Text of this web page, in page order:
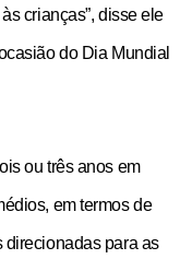
crianças”, disse ele
do Dia Mundial
ou três anos em
em termos de
direcionadas para as